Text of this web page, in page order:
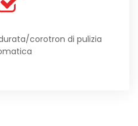
corotron di pulizia